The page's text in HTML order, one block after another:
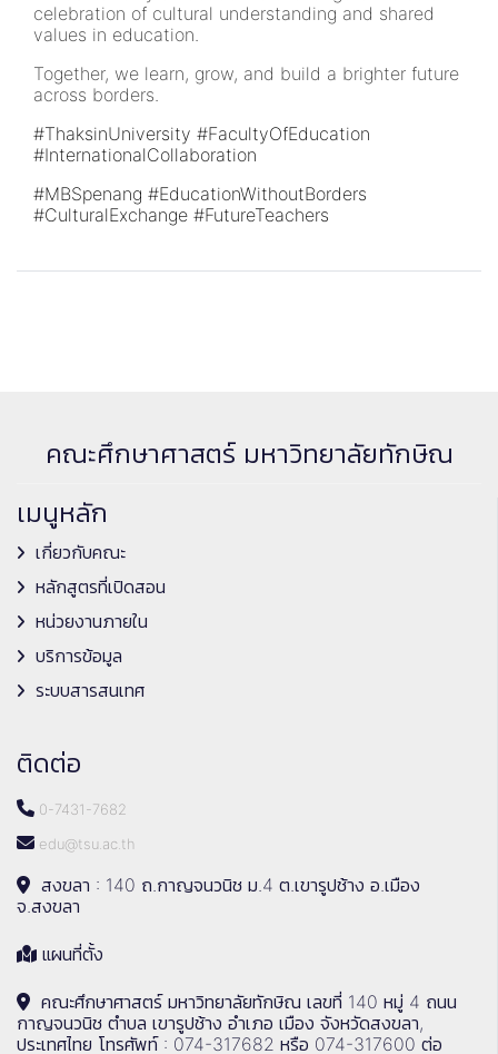
celebration of cultural understanding and shared
values in education.
Together, we learn, grow, and build a brighter future
across borders.
#ThaksinUniversity #FacultyOfEducation
#InternationalCollaboration
#MBSpenang #EducationWithoutBorders
#CulturalExchange #FutureTeachers
คณะศึกษาศาสตร์ มหาวิทยาลัยทักษิณ
เมนูหลัก
เกี่ยวกับคณะ
หลักสูตรที่เปิดสอน
หน่วยงานภายใน
บริการข้อมูล
ระบบสารสนเทศ
ติดต่อ
0-7431-7682
edu@tsu.ac.th
สงขลา : 140 ถ.กาญจนวนิช ม.4 ต.เขารูปช้าง อ.เมือง
จ.สงขลา
แผนที่ตั้ง
คณะศึกษาศาสตร์ มหาวิทยาลัยทักษิณ เลขที่ 140 หมู่ 4 ถนน
กาญจนวนิช ตำบล เขารูปช้าง อำเภอ เมือง จังหวัดสงขลา,
ประเทศไทย โทรศัพท์ : 074-317682 หรือ 074-317600 ต่อ